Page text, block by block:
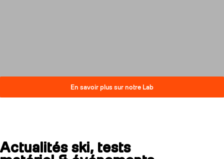
En savoir plus sur notre Lab
Actualités ski, tests